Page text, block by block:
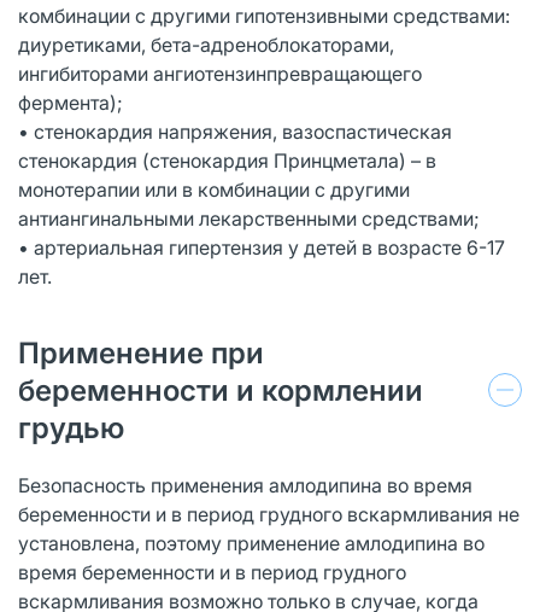
комбинации с другими гипотензивными средствами:
диуретиками, бета-адреноблокаторами,
ингибиторами ангиотензинпревращающего
фермента);
• стенокардия напряжения, вазоспастическая
стенокардия (стенокардия Принцметала) – в
монотерапии или в комбинации с другими
антиангинальными лекарственными средствами;
• артериальная гипертензия у детей в возрасте 6-17
лет.
Применение при
беременности и кормлении
грудью
Безопасность применения амлодипина во время
беременности и в период грудного вскармливания не
установлена, поэтому применение амлодипина во
время беременности и в период грудного
вскармливания возможно только в случае, когда